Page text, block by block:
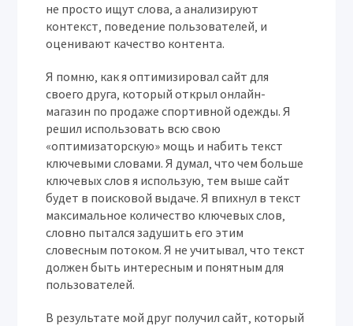
не просто ищут слова‚ а анализируют
контекст‚ поведение пользователей‚ и
оценивают качество контента.
Я помню‚ как я оптимизировал сайт для
своего друга‚ который открыл онлайн-
магазин по продаже спортивной одежды. Я
решил использовать всю свою
«оптимизаторскую» мощь и набить текст
ключевыми словами. Я думал‚ что чем больше
ключевых слов я использую‚ тем выше сайт
будет в поисковой выдаче. Я впихнул в текст
максимальное количество ключевых слов‚
словно пытался задушить его этим
словесным потоком. Я не учитывал‚ что текст
должен быть интересным и понятным для
пользователей.
В результате мой друг получил сайт‚ который